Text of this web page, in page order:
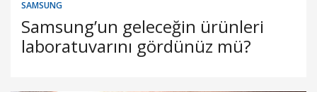
SAMSUNG
Samsung’un geleceğin ürünleri
laboratuvarını gördünüz mü?